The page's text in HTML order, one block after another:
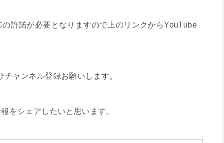
許諾が必要となりますので上のリンクからYouTube
ャンネル登録お願いします。
をシェアしたいと思います。